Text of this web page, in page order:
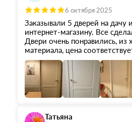
6 октября 2025
Заказывали 5 дверей на дачу
интернет-магазину. Все
Двери очень понравились, из
материала, цена
Татьяна